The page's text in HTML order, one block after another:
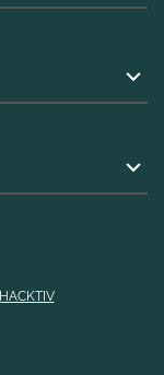
HACKTIV